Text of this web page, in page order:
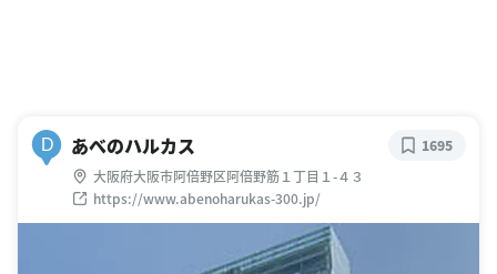
D あべのハルカス
大阪府大阪市阿倍野区阿倍野筋１丁目１-４３
https://www.abenoharukas-300.jp/
1695